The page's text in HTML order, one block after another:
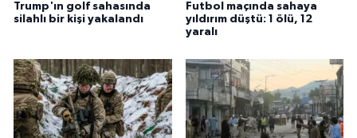
Trump'ın golf sahasında
silahlı bir kişi yakalandı
Futbol maçında sahaya
yıldırım düştü: 1 ölü, 12
yaralı